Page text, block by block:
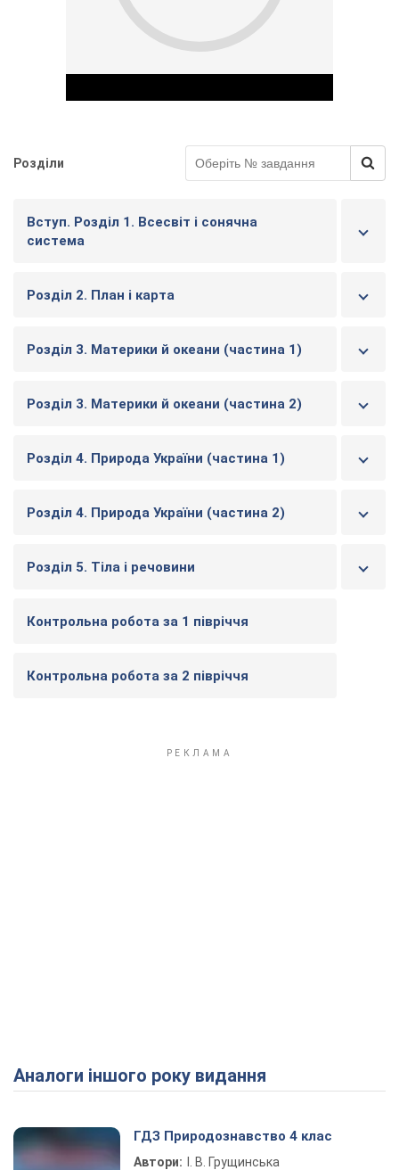
Розділи
Вступ. Розділ 1. Всесвіт і сонячна
система
Розділ 2. План і карта
Розділ 3. Материки й океани (частина 1)
Розділ 3. Материки й океани (частина 2)
Розділ 4. Природа України (частина 1)
Розділ 4. Природа України (частина 2)
Розділ 5. Тіла і речовини
Контрольна робота за 1 півріччя
Контрольна робота за 2 півріччя
Аналоги іншого року видання
ГДЗ Природознавство 4 клас
Автори:
І. В. Грущинська